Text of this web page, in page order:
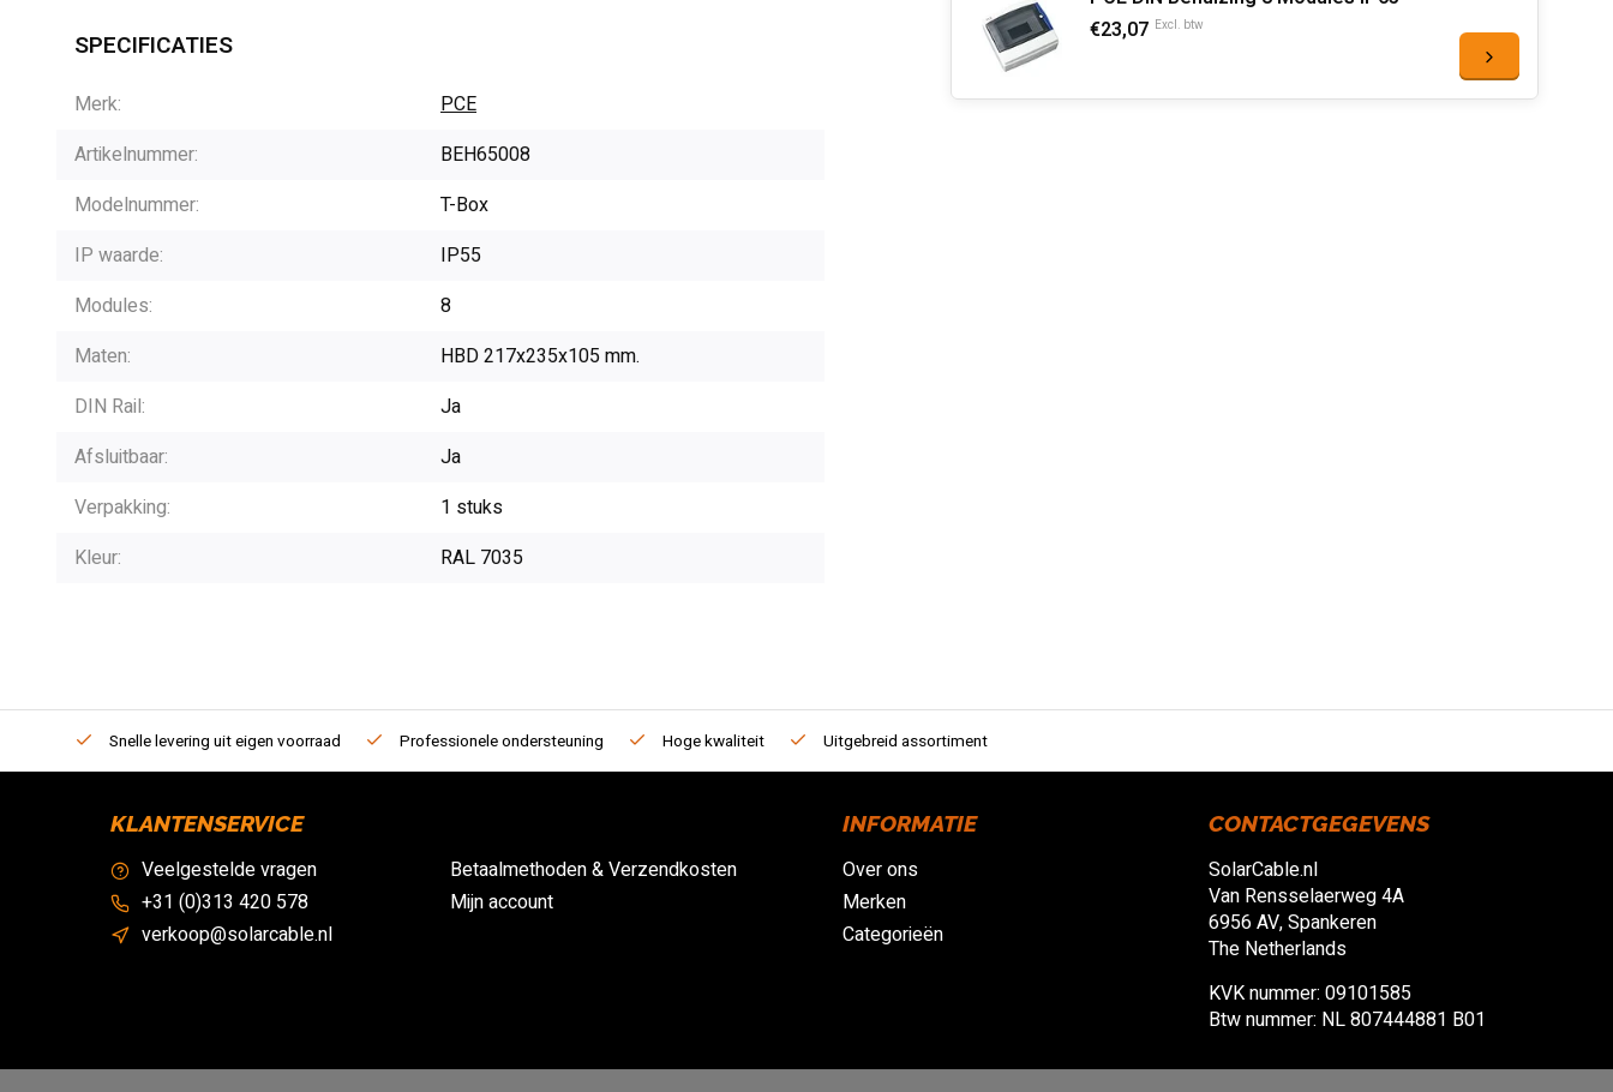
SPECIFICATIES
Merk:
PCE
Artikelnummer:
BEH65008
Modelnummer:
T-Box
IP waarde:
IP55
Modules:
8
Maten:
HBD 217x235x105 mm.
DIN Rail:
Ja
Afsluitbaar:
Ja
Verpakking:
1 stuks
Kleur:
RAL 7035
€23,07 Excl. btw
Snelle levering uit eigen voorraad Professionele ondersteuning Hoge kwaliteit Uitgebreid assortiment
KLANTENSERVICE
Veelgestelde vragen
+31 (0)313 420 578
verkoop@solarcable.nl
Betaalmethoden & Verzendkosten
Mijn account
INFORMATIE
Over ons
Merken
Categorieën
CONTACTGEGEVENS
SolarCable.nl
Van Rensselaerweg 4A
6956 AV, Spankeren
The Netherlands
KVK nummer: 09101585
Btw nummer: NL 807444881 B01